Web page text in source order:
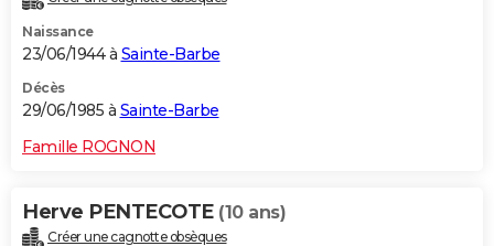
Naissance
23/06/1944 à Sainte-Barbe
Décès
29/06/1985 à Sainte-Barbe
Famille ROGNON
Herve PENTECOTE (10 ans)
Créer une cagnotte obsèques